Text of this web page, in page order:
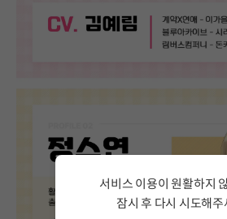
서비스 이용이 원활하지
잠시 후 다시 시도해주